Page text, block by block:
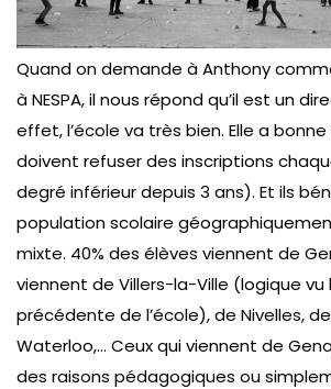
Quand on demande à Anthony
à NESPA, il nous répond qu’il est un
effet, l’école va très bien. Elle a
doivent refuser des inscriptions
degré inférieur depuis 3 ans). Et ils
population scolaire
mixte. 40% des élèves viennent de
viennent de Villers-la-Ville (logique vu
précédente de l’école), de Nivelles, de
Waterloo,… Ceux qui viennent de
des raisons pédagogiques ou